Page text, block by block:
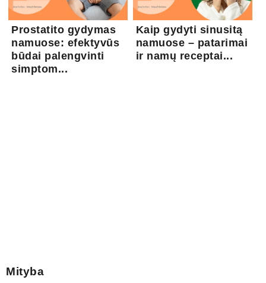
Prostatito gydymas
namuose: efektyvūs
būdai palengvinti
simptom...
Kaip gydyti sinusitą
namuose – patarimai
ir namų receptai...
Mityba